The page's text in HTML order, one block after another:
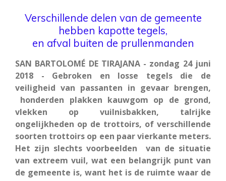
Verschillende delen van de gemeente
hebben kapotte tegels,
en afval buiten de prullenmanden
SAN BARTOLOMÉ DE TIRAJANA - zondag 24 juni
2018 - Gebroken en losse tegels die de
veiligheid van passanten in gevaar brengen,
honderden plakken kauwgom op de grond,
vlekken op vuilnisbakken, talrijke
ongelijkheden op de trottoirs, of verschillende
soorten trottoirs op een paar vierkante meters.
Het zijn slechts voorbeelden van de situatie
van extreem vuil, wat een belangrijk punt van
de gemeente is, want het is de ruimte waar de